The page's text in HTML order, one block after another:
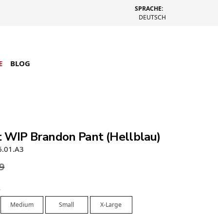
SPRACHE:
DEUTSCH
BLOG
Brandon Pant (Hellblau)
Medium Small X-Large